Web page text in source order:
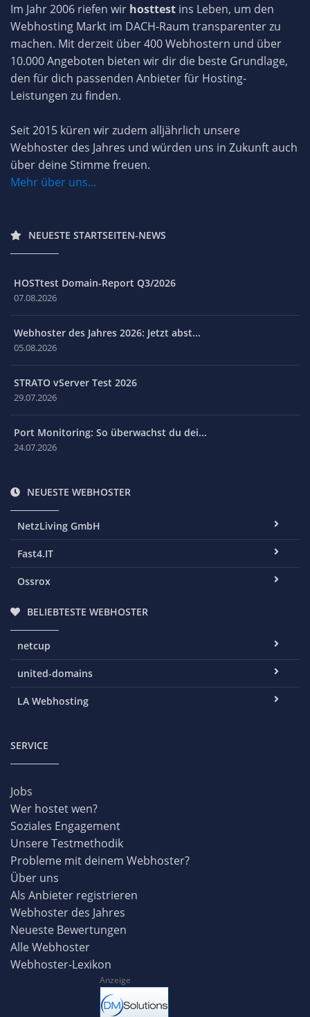
Im Jahr 2006 riefen wir hosttest ins Leben, um den
Webhosting Markt im DACH-Raum transparenter zu
machen. Mit derzeit über 400 Webhostern und über
10.000 Angeboten bieten wir dir die beste Grundlage,
den für dich passenden Anbieter für Hosting-
Leistungen zu finden.
Seit 2015 küren wir zudem alljährlich unsere
Webhoster des Jahres und würden uns in Zukunft auch
über deine Stimme freuen.
Mehr über uns...
NEUESTE STARTSEITEN-NEWS
HOSTtest Domain-Report Q3/2026
07.08.2026
Webhoster des Jahres 2026: Jetzt abst...
05.08.2026
STRATO vServer Test 2026
29.07.2026
Port Monitoring: So überwachst du dei...
24.07.2026
NEUESTE WEBHOSTER
NetzLiving GmbH
Fast4.IT
Ossrox
BELIEBTESTE WEBHOSTER
netcup
united-domains
LA Webhosting
SERVICE
Jobs
Wer hostet wen?
Soziales Engagement
Unsere Testmethodik
Probleme mit deinem Webhoster?
Über uns
Als Anbieter registrieren
Webhoster des Jahres
Neueste Bewertungen
Alle Webhoster
Webhoster-Lexikon
Anzeige